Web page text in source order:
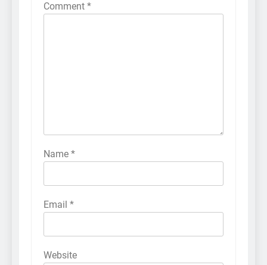
Comment *
Name *
Email *
Website